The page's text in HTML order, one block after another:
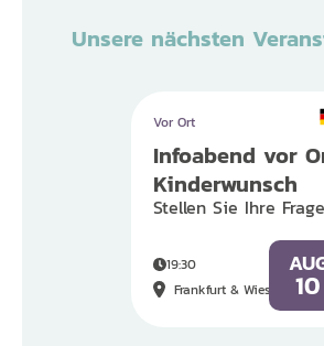
Unsere nächsten
Vor Ort
Infoabend vor
Kinderwunsch
Stellen Sie Ihre
19:30
Frankfurt & Wiesbaden10